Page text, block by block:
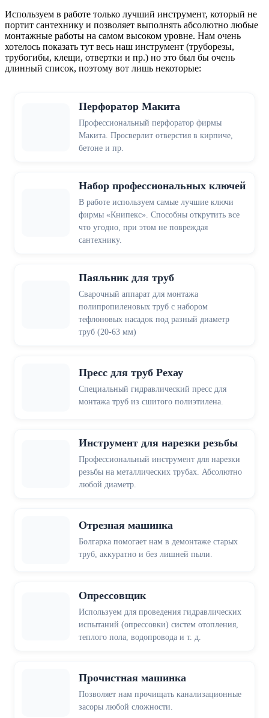
Используем в работе только лучший инструмент, который не
портит сантехнику и позволяет выполнять абсолютно любые
монтажные работы на самом высоком уровне. Нам очень
хотелось показать тут весь наш инструмент (труборезы,
трубогибы, клещи, отвертки и пр.) но это был бы очень
длинный список, поэтому вот лишь некоторые:
Перфоратор Макита
Профессиональный перфоратор фирмы
Макита. Просверлит отверстия в кирпиче,
бетоне и пр.
Набор профессиональных ключей
В работе используем самые лучшие ключи
фирмы «Книпекс». Способны открутить все
что угодно, при этом не повреждая
сантехнику.
Паяльник для труб
Сварочный аппарат для монтажа
полипропиленовых труб с набором
тефлоновых насадок под разный диаметр
труб (20-63 мм)
Пресс для труб Рехау
Специальный гидравлический пресс для
монтажа труб из сшитого полиэтилена.
Инструмент для нарезки резьбы
Профессиональный инструмент для нарезки
резьбы на металлических трубах. Абсолютно
любой диаметр.
Отрезная машинка
Болгарка помогает нам в демонтаже старых
труб, аккуратно и без лишней пыли.
Опрессовщик
Используем для проведения гидравлических
испытаний (опрессовки) систем отопления,
теплого пола, водопровода и т. д.
Прочистная машинка
Позволяет нам прочищать канализационные
засоры любой сложности.